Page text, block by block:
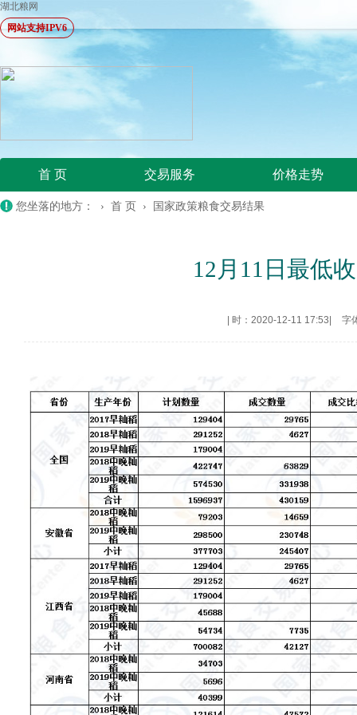
湖北粮网
网站支持IPV6
首 页 交易服务 价格走势
您坐落的地方： › 首 页 › 国家政策粮食交易结果
12月11日最低
时：2020-12-11 17:53 字